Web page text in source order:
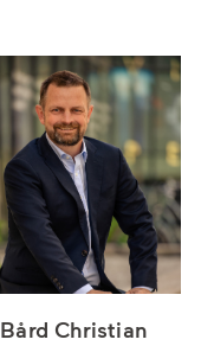
Bård Christian